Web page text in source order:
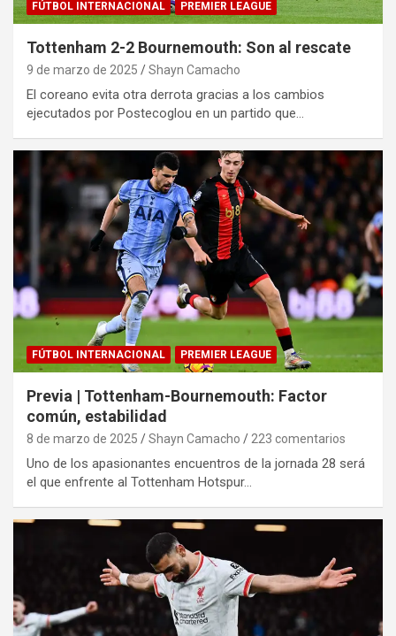
FÚTBOL INTERNACIONAL PREMIER LEAGUE
Tottenham 2-2 Bournemouth: Son al rescate
9 de marzo de 2025 Shayn Camacho
El coreano evita otra derrota gracias a los cambios
ejecutados por Postecoglou en un partido que…
FÚTBOL INTERNACIONAL PREMIER LEAGUE
Previa | Tottenham-Bournemouth: Factor
común, estabilidad
8 de marzo de 2025 Shayn Camacho 223 comentarios
Uno de los apasionantes encuentros de la jornada 28 será
el que enfrente al Tottenham Hotspur…